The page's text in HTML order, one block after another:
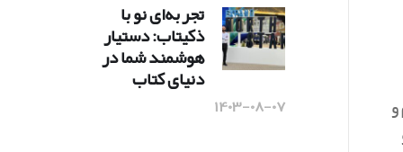
تجربه‌ای نو با
ذکیتاب: دستیار
هوشمند شما در
دنیای کتاب
۱۴۰۳-۰۸-۰۷